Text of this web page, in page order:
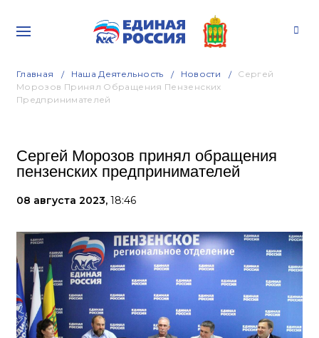
Главная Наша Деятельность Новости
Сергей
Морозов Принял Обращения Пензенских
Предпринимателей
Сергей Морозов принял обращения
пензенских предпринимателей
08 августа 2023, 18:46